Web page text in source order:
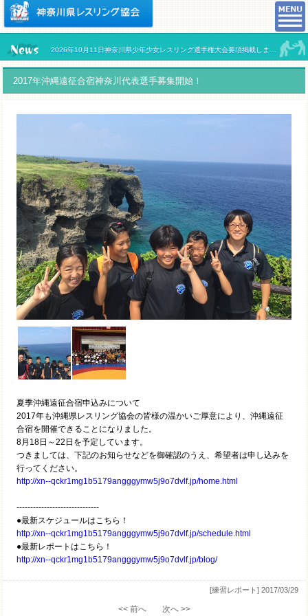
2017年沖縄遠征合宿神奈川代表選手募集開始！
夏季沖縄遠征合宿申込みについて
2017年も沖縄県レスリング協会の皆様の温かいご厚意により、沖縄遠征
合宿を開催できることになりました。
8月18日～22日を予定しています。
つきましては、下記のお知らせなどを御確認のうえ、希望者は申し込みを
行ってください。
http://xn--qckr1mg1b5179angggymw5j9o7dvlf.jp/home.html
------------------------------
●最新スケジュールはこちら！
http://xn--qckr1mg1b5179angggymw5j9o7dvlf.jp/schedule.html
●最新レポートはこちら！
http://xn--qckr1mg1b5179angggymw5j9o7dvlf.jp/blog/
[練習レポート] 2017/03/29
<< 前へ 次へ >>